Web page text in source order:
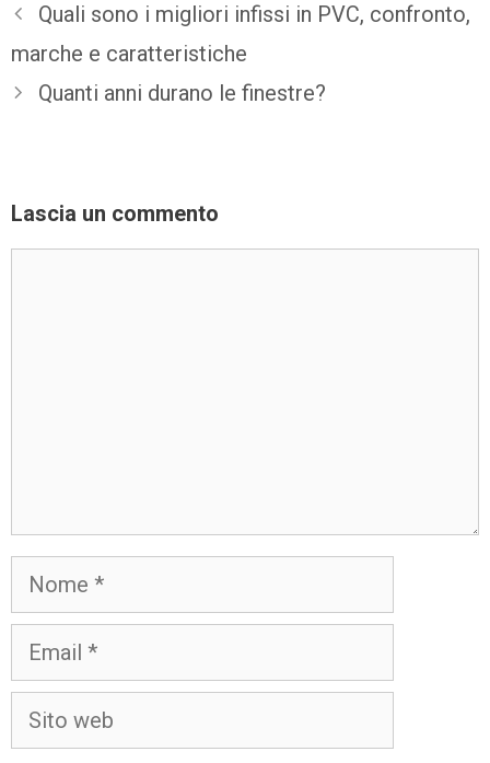
Quali sono i migliori infissi in PVC, confronto,
marche e caratteristiche
Quanti anni durano le finestre?
Lascia un commento